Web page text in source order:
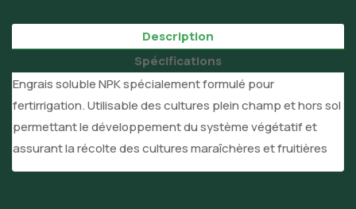
Description
Spécifications
Engrais soluble NPK spécialement formulé pour
fertirrigation. Utilisable des cultures plein champ et hors sol
permettant le développement du système végétatif et
assurant la récolte des cultures maraîchères et fruitières